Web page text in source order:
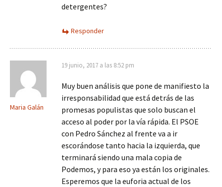
detergentes?
Responder
Maria Galán
19 junio, 2017 a las 8:52 pm
Muy buen análisis que pone de manifiesto la
irresponsabilidad que está detrás de las
promesas populistas que solo buscan el
acceso al poder por la vía rápida. El PSOE
con Pedro Sánchez al frente va a ir
escorándose tanto hacia la izquierda, que
terminará siendo una mala copia de
Podemos, y para eso ya están los originales.
Esperemos que la euforia actual de los